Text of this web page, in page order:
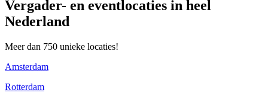
Vergader- en eventlocaties in heel
Nederland
Meer dan 750 unieke locaties!
Amsterdam
Rotterdam